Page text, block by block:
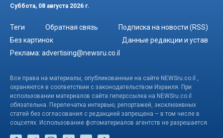
Суббота, 08 августа 2026 г.
Теги Обратная связь
Подписка на новости (RSS)
Без картинок
Данные редакции и устав
Реклама: advertising@newsru.co.il
Все права на материалы, опубликованные на сайте NEWSru.co.il ,
охраняются в соответствии с законодательством Израиля. При
использовании материалов сайта гиперссылка на NEWSru.co.il
обязательна. Перепечатка интервью, репортажей, эксклюзивных
статей без согласования с редакцией запрещена – в том числе в
соцсетях. Использование фотоматериалов агентств не разрешается.